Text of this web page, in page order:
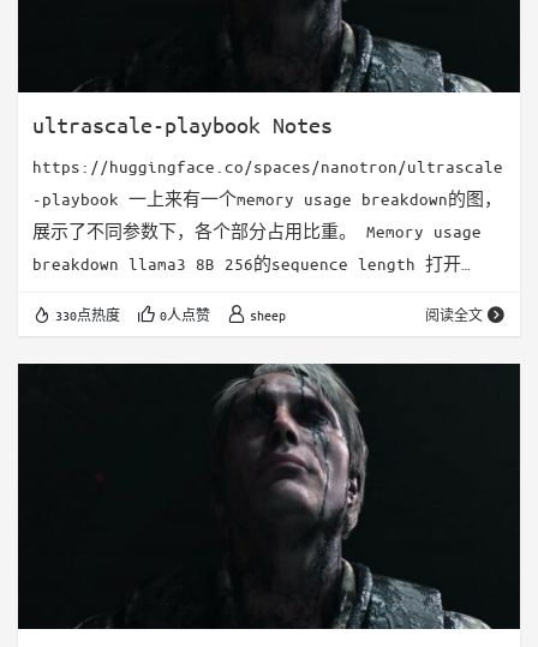
ultrascale-playbook Notes
https://huggingface.co/spaces/nanotron/ultrascale
-playbook 一上来有一个memory usage breakdown的图，
展示了不同参数下，各个部分占用比重。 Memory usage
breakdown llama3 8B 256的sequence length 打开
是认为从FP32变成了FP8，所以activation memory减少到
了28G 打开zero后，P/G/O…
330点热度 0人点赞 sheep 阅读全文